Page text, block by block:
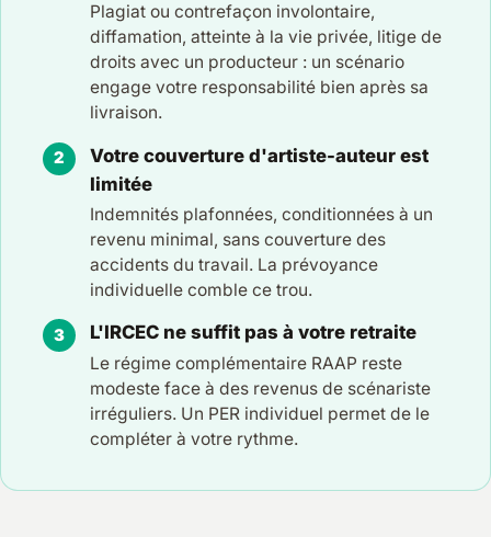
Plagiat ou contrefaçon involontaire,
diffamation, atteinte à la vie privée, litige de
droits avec un producteur : un scénario
engage votre responsabilité bien après sa
livraison.
Votre couverture d'artiste-auteur est
limitée
Indemnités plafonnées, conditionnées à un
revenu minimal, sans couverture des
accidents du travail. La prévoyance
individuelle comble ce trou.
L'IRCEC ne suffit pas à votre retraite
Le régime complémentaire RAAP reste
modeste face à des revenus de scénariste
irréguliers. Un PER individuel permet de le
compléter à votre rythme.